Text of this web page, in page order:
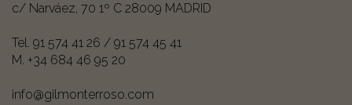
c/ Narváez, 70 1º C 28009 MADRID
Tel. 91 574 41 26 / 91 574 45 41
M. +34 684 46 95 20
info@gilmonterroso.com